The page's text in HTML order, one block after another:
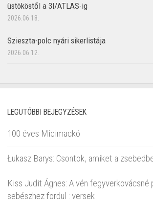
üstököstől a 3I/ATLAS-ig
2026.06.18.
Szieszta-polc nyári sikerlistája
2026.06.12.
LEGUTÓBBI BEJEGYZÉSEK
100 éves Micimackó
Łukasz Barys: Csontok, amiket a
Kiss Judit Ágnes: A vén fegyverkovácsné
sebészhez fordul : versek